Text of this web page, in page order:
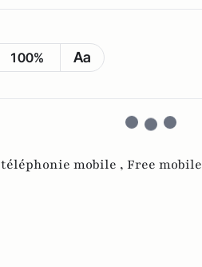
100% Aa
téléphonie mobile , Free mobile